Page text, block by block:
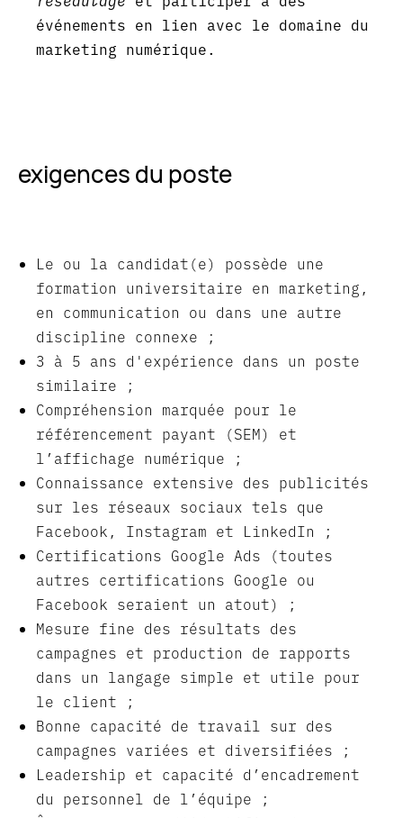
événements en lien avec le domaine du
marketing numérique.
exigences du poste
Le ou la candidat(e) possède une
formation universitaire en marketing,
en communication ou dans une autre
discipline connexe ;
3 à 5 ans d'expérience dans un poste
similaire ;
Compréhension marquée pour le
référencement payant (SEM) et
l’affichage numérique ;
Connaissance extensive des publicités
sur les réseaux sociaux tels que
Facebook, Instagram et LinkedIn ;
Certifications Google Ads (toutes
autres certifications Google ou
Facebook seraient un atout) ;
Mesure fine des résultats des
campagnes et production de rapports
dans un langage simple et utile pour
le client ;
Bonne capacité de travail sur des
campagnes variées et diversifiées ;
Leadership et capacité d’encadrement
du personnel de l’équipe ;